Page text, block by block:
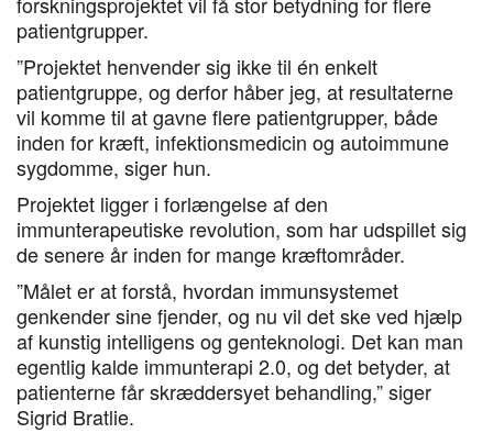
patientgrupper.
”Projektet henvender sig ikke til én enkelt
patientgruppe, og derfor håber jeg, at resultaterne
vil komme til at gavne flere patientgrupper, både
inden for kræft, infektionsmedicin og autoimmune
sygdomme, siger hun.
Projektet ligger i forlængelse af den
immunterapeutiske revolution, som har udspillet sig
de senere år inden for mange kræftområder.
”Målet er at forstå, hvordan immunsystemet
genkender sine fjender, og nu vil det ske ved hjælp
af kunstig intelligens og genteknologi. Det kan man
egentlig kalde immunterapi 2.0, og det betyder, at
patienterne får skræddersyet behandling,” siger
Sigrid Bratlie.